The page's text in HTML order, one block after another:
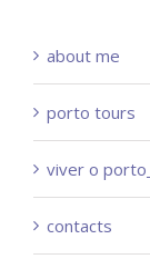
about me
porto tours
viver o
contacts